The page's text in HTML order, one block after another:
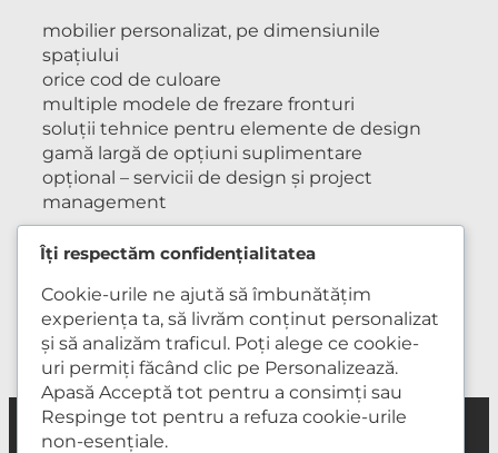
mobilier personalizat, pe dimensiunile
spațiului
orice cod de culoare
multiple modele de frezare fronturi
soluții tehnice pentru elemente de design
gamă largă de opțiuni suplimentare
opțional – servicii de design și project
management
Mobilă la comandă
Îți respectăm confidențialitatea
Cookie-urile ne ajută să îmbunătățim
experiența ta, să livrăm conținut personalizat
și să analizăm traficul. Poți alege ce cookie-
uri permiți făcând clic pe Personalizează.
Apasă Acceptă tot pentru a consimți sau
Respinge tot pentru a refuza cookie-urile
non-esențiale.